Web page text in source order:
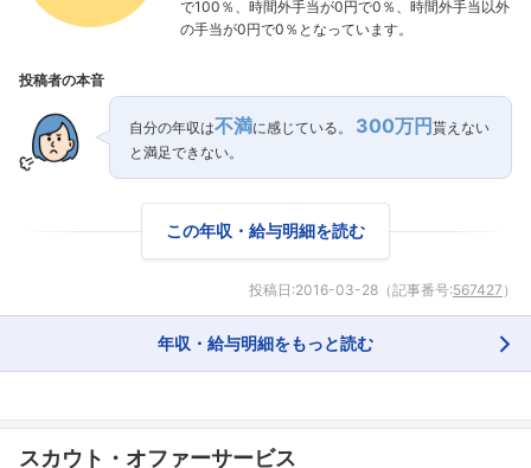
こちらの企業もフォローしませんか？
で100％、時間外手当が0円で0％、時間外手当以外
の手当が0円で0％となっています。
投稿者の本音
自分の年収は不満に感じている。 300万円 貰えない
と満足できない。
この年収・給与明細を読む
投稿日:2016-03-28 （記事番号:567427 ）
年収・給与明細をもっと読む
スカウト・オファーサービス